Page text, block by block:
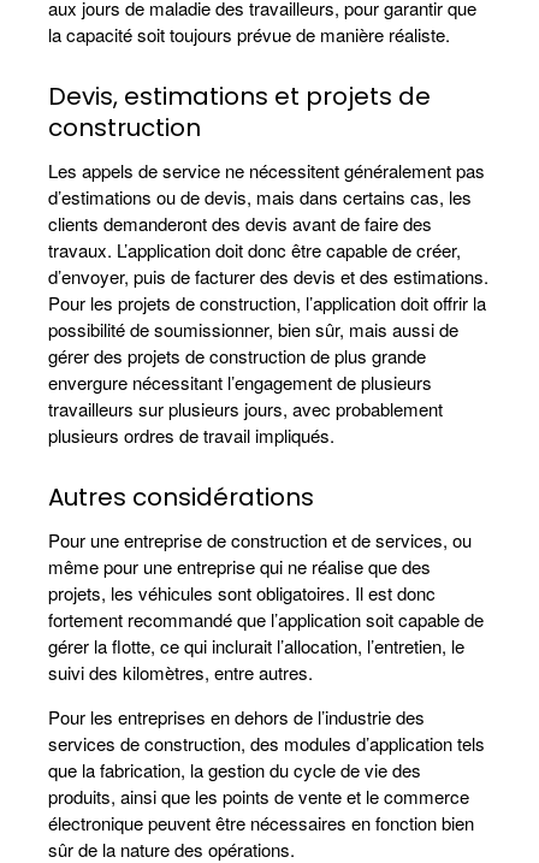
aux jours de maladie des travailleurs, pour garantir que
la capacité soit toujours prévue de manière réaliste.
Devis, estimations et projets de
construction
Les appels de service ne nécessitent généralement pas
d’estimations ou de devis, mais dans certains cas, les
clients demanderont des devis avant de faire des
travaux. L’application doit donc être capable de créer,
d’envoyer, puis de facturer des devis et des estimations.
Pour les projets de construction, l’application doit offrir la
possibilité de soumissionner, bien sûr, mais aussi de
gérer des projets de construction de plus grande
envergure nécessitant l’engagement de plusieurs
travailleurs sur plusieurs jours, avec probablement
plusieurs ordres de travail impliqués.
Autres considérations
Pour une entreprise de construction et de services, ou
même pour une entreprise qui ne réalise que des
projets, les véhicules sont obligatoires. Il est donc
fortement recommandé que l’application soit capable de
gérer la flotte, ce qui inclurait l’allocation, l’entretien, le
suivi des kilomètres, entre autres.
Pour les entreprises en dehors de l’industrie des
services de construction, des modules d’application tels
que la fabrication, la gestion du cycle de vie des
produits, ainsi que les points de vente et le commerce
électronique peuvent être nécessaires en fonction bien
sûr de la nature des opérations.